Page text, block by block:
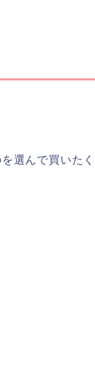
選んで買いた